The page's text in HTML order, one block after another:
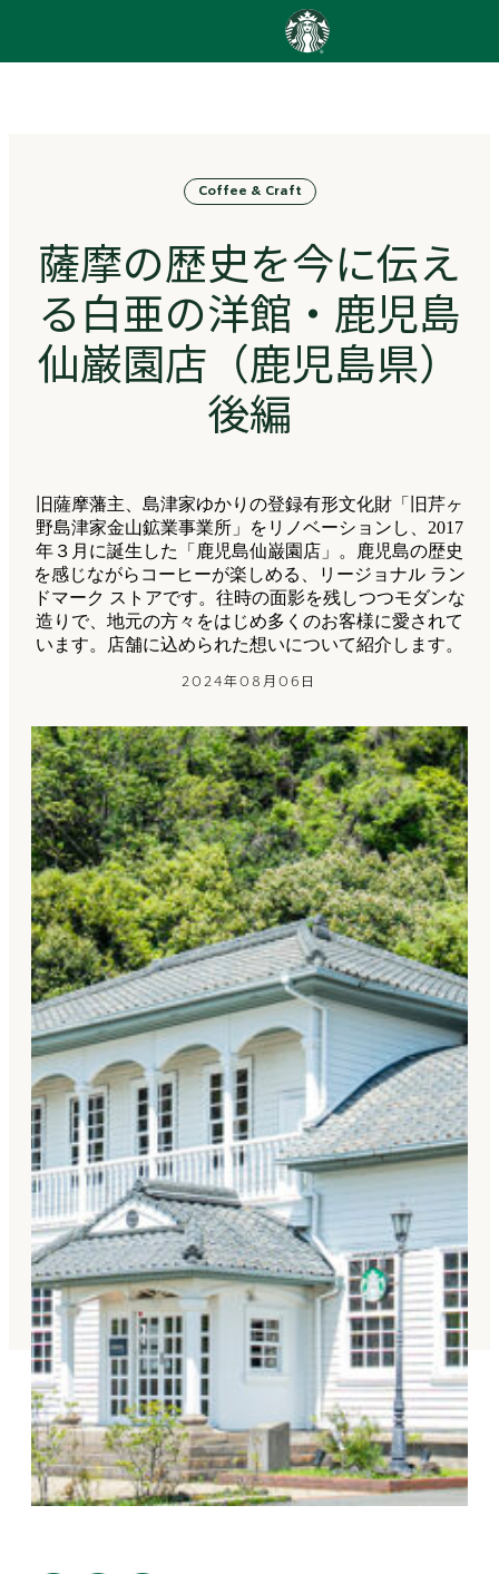
Go
ッ
ス
ー
リ
ー
ズ
homepage
Coffee & Craft
薩摩の歴史を今に伝え
る白亜の洋館・鹿児島
仙巌園店（鹿児島県）
後編
旧薩摩藩主、島津家ゆかりの登録有形文化財「旧芹ヶ
野島津家金山鉱業事業所」をリノベーションし、2017
年３月に誕生した「鹿児島仙巌園店」。鹿児島の歴史
を感じながらコーヒーが楽しめる、リージョナル ラン
ドマーク ストアです。往時の面影を残しつつモダンな
造りで、地元の方々をはじめ多くのお客様に愛されて
います。店舗に込められた想いについて紹介します。
2024年08月06日